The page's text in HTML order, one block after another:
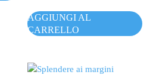
AGGIUNGI AL
CARRELLO